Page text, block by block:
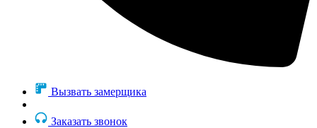
Вызвать замерщика
Заказать звонок